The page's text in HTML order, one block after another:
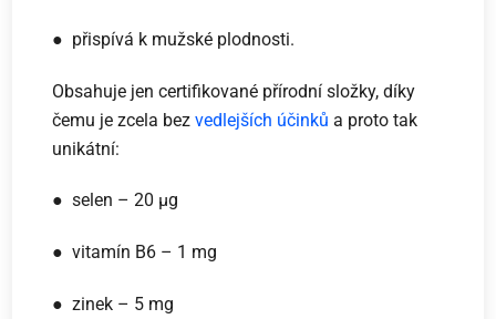
● přispívá k mužské plodnosti.
Obsahuje jen certifikované přírodní složky, díky
čemu je zcela bezvedlejších účinků a proto tak
unikátní:
● selen – 20 µg
● vitamín B6 – 1 mg
● zinek – 5 mg